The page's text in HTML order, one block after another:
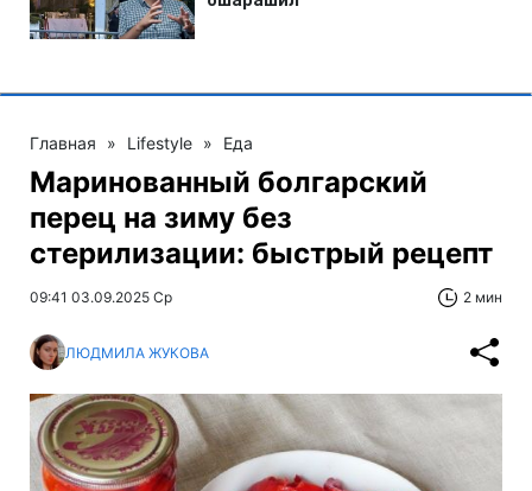
Главная » Lifestyle » Еда
Маринованный болгарский
перец на зиму без
стерилизации: быстрый рецепт
09:41 03.09.2025 Ср 2 мин
ЛЮДМИЛА ЖУКОВА